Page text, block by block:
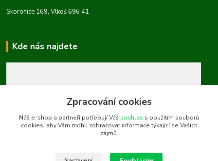
Skoronice 169, Vlkoš 696 41
Kde nás najdete
Zpracování cookies
Náš e-shop a partneři potřebují Váš souhlas s použitím souborů
cookies, aby Vám mohli zobrazovat informace týkající se Vašich
zájmů.